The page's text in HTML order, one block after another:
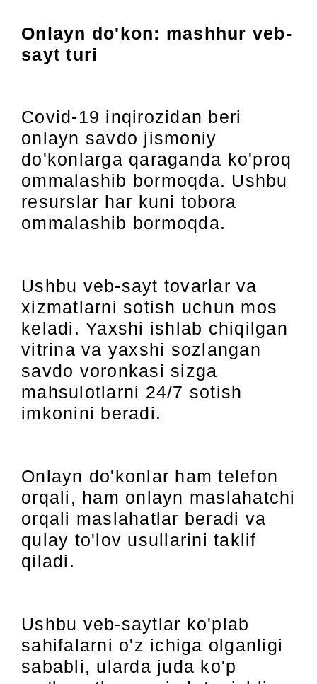
Onlayn do'kon: mashhur veb-
sayt turi
Covid-19 inqirozidan beri
onlayn savdo jismoniy
do'konlarga qaraganda ko'proq
ommalashib bormoqda. Ushbu
resurslar har kuni tobora
ommalashib bormoqda.
Ushbu veb-sayt tovarlar va
xizmatlarni sotish uchun mos
keladi. Yaxshi ishlab chiqilgan
vitrina va yaxshi sozlangan
savdo voronkasi sizga
mahsulotlarni 24/7 sotish
imkonini beradi.
Onlayn do'konlar ham telefon
orqali, ham onlayn maslahatchi
orqali maslahatlar beradi va
qulay to'lov usullarini taklif
qiladi.
Ushbu veb-saytlar ko'plab
sahifalarni o'z ichiga olganligi
sababli, ularda juda ko'p